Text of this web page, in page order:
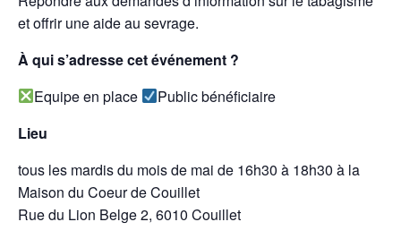
et offrir une aide au sevrage.
À qui s’adresse cet événement ?
Equipe en place
Public bénéficiaire
Lieu
tous les mardis du mois de mai de 16h30 à 18h30 à la
Maison du Coeur de Couillet
Rue du Lion Belge 2, 6010 Couillet